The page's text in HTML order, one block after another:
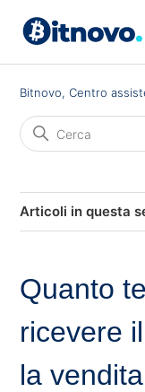
Bitnovo, Centro
Articoli in questa
Quanto
ricevere
la